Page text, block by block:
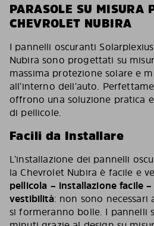
PARASOLE SU MISURA
CHEVROLET NUBIRA
I pannelli oscuranti
Nubira sono progettati su
massima protezione solare e
all’interno dell’auto.
offrono una soluzione pratica
di pellicole.
Facili da Installare
L’installazione dei pannelli
la Chevrolet Nubira è facile e
pellicola – installazione facile
vestibilità: non sono necessari
si formeranno bolle. I pannelli